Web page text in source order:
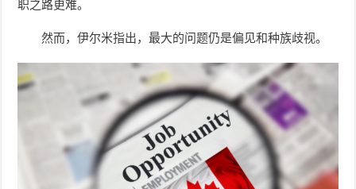
职之路更难。
然而，伊尔米指出，最大的问题仍是偏见和种族歧视。